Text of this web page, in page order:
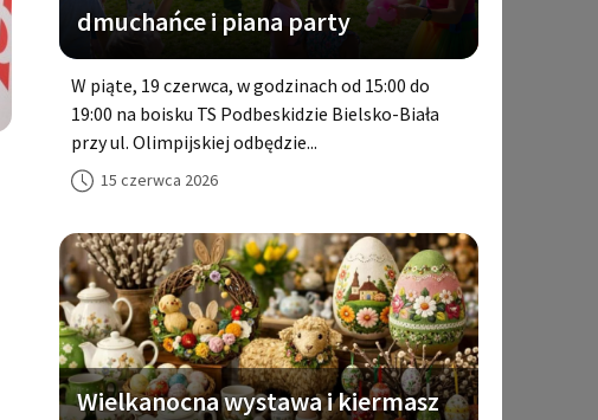
dmuchańce i piana party
W piąte, 19 czerwca, w godzinach od 15:00 do
19:00 na boisku TS Podbeskidzie Bielsko-Biała
przy ul. Olimpijskiej odbędzie...
15 czerwca 2026
Wielkanocna wystawa i kiermasz